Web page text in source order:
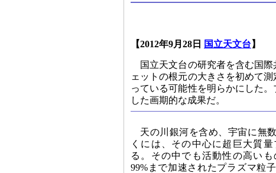
【2012年9月28日 国立天文台 】
国立天文台の研究者を含む国
ェットの根元の大きさを初めて
っている可能性を明らかにした
した画期的な成果だ。
天の川銀河を含め、宇宙に無
くには、その中心に超巨大質
る。その中でも活動性の高い
99%まで加速されたプラズマ粒